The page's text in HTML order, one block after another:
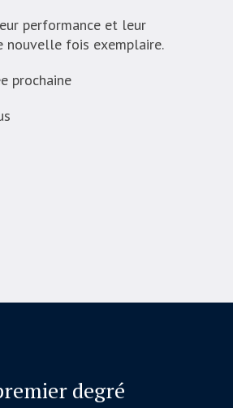
performance et leur
nouvelle fois exemplaire.
prochaine
degré